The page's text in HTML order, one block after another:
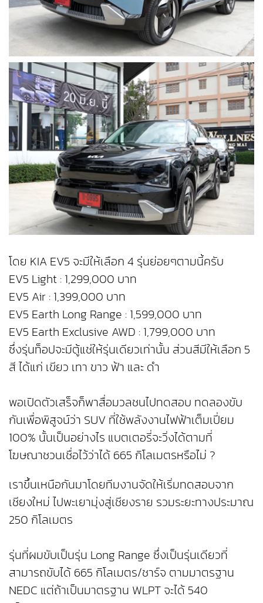
โดย KIA EV5 จะมีให้เลือก 4 รุ่นย่อยๆตามนี้ครับ
EV5 Light : 1,299,000 บาท
EV5 Air : 1,399,000 บาท
EV5 Earth Long Range : 1,599,000 บาท
EV5 Earth Exclusive AWD : 1,799,000 บาท
ซึ่งรุ่นท็อปจะมีตู้แช่ให้รุ่นเดียวเท่านั้น ส่วนสีมีให้เลือก 5
สี ได้แก่ เขียว เทา ขาว ฟ้า และ ดำ
พอเปิดตัวเสร็จก็พาสื่อมวลชนไปทดสอบ ทดลองขับ
กันเพื่อพิสูจน์ว่า SUV ที่ใช้พลังงานไฟฟ้าเต็มเปี่ยม
100% นั้นเป็นอย่างไร แบตเตอรี่จะวิ่งได้ตามที่
โฆษณาชวนเชื่อไว้ว่าได้ 665 กิโลเมตรหรือไม่ ?
เราขึ้นเหนือกันมาโดยทีมงานจัดให้เริ่มทดสอบจาก
เชียงใหม่ ไปพะเยามุ่งสู่เชียงราย รวมระยะทางประมาณ
250 กิโลเมตร
รุ่นที่ผมขับเป็นรุ่น Long Range ซึ่งเป็นรุ่นเดียวที่
สามารถขับได้ 665 กิโลเมตร/ชาร์จ ตามมาตรฐาน
NEDC แต่ถ้าเป็นมาตรฐาน WLPT จะได้ 540